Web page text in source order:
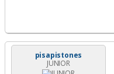
pisapistones
JUNIOR